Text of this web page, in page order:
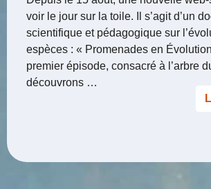
voir le jour sur la toile. Il s’agit d’un
scientifique et pédagogique sur
espèces : « Promenades en
premier épisode, consacré à l’arbre
découvrons …